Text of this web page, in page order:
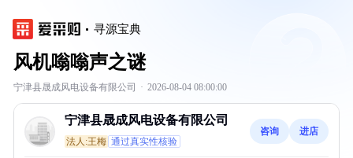
寻源宝典
风机嗡嗡声之谜
宁津县晟成风电设备有限公司 · 2026-08-04 08:00:00
宁津县晟成风电设备有限公司
法人:王梅 通过真实性核验
咨询 进店